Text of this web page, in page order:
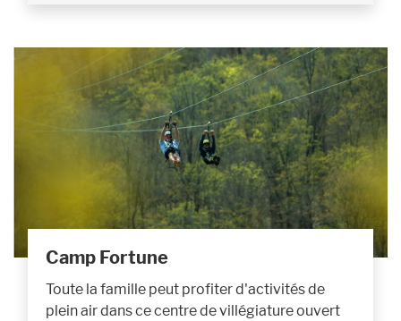
Camp Fortune
Toute la famille peut profiter d'activités de
plein air dans ce centre de villégiature ouvert